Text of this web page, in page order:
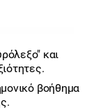
και
βοήθημα